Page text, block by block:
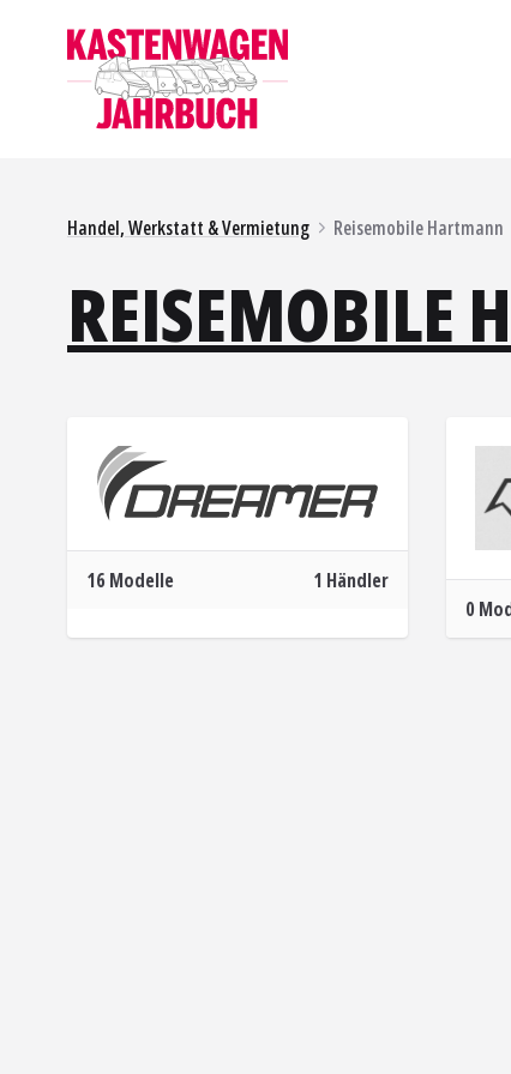
Handel, Werkstatt & Vermietung Reisemobile Hartmann
REISEMOBILE
16 Modelle 1 Händler
0